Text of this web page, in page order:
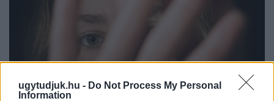
ugytudjuk.hu - Do Not Process My Personal
Information